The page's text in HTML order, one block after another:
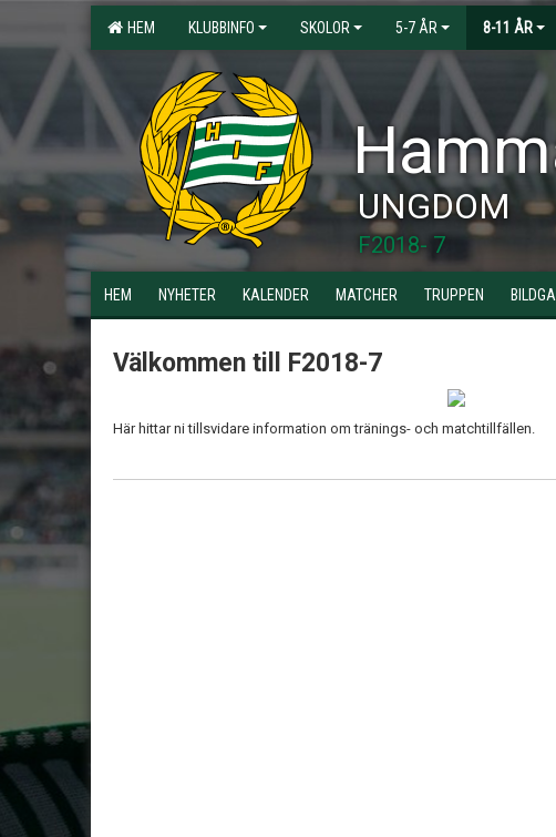
HEM KLUBBINFO SKOLOR 5-7 ÅR 8-11 ÅR
UNGDOM
F2018- 7
HEM NYHETER KALENDER MATCHER TRUPPEN
Välkommen till F2018-7
Här hittar ni tillsvidare information om tränings- och matchtillfällen.